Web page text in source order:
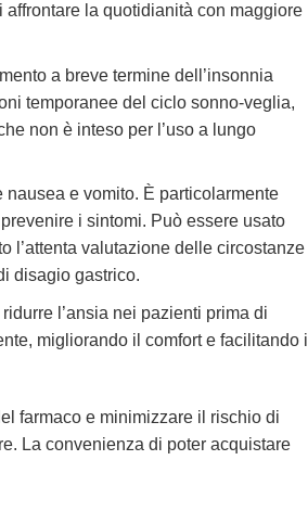
la quotidianità con maggiore
a breve termine dell’insonnia
temporanee del ciclo sonno-veglia,
non è inteso per l’uso a lungo
nausea e vomito. È particolarmente
i sintomi. Può essere usato
l’attenta valutazione delle circostanze
disagio gastrico.
l’ansia nei pazienti prima di
migliorando il comfort e facilitando il
farmaco e minimizzare il rischio di
La convenienza di poter acquistare